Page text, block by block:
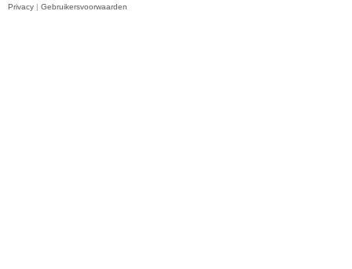
Privacy | Gebruikersvoorwaarden